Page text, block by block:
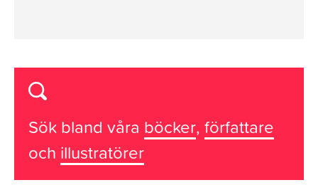
Sök bland våra böcker, författare
och illustratörer